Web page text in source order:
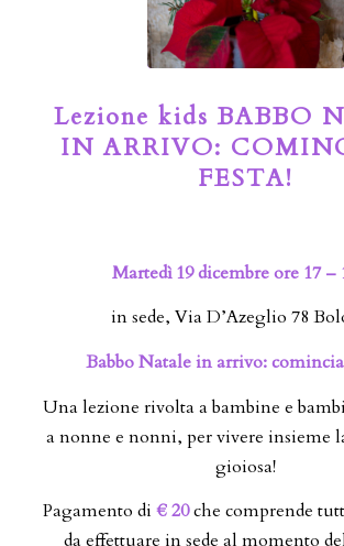
Lezione kids BABBO
IN ARRIVO:
FESTA!
Martedì 19 dicembre ore 17 –
in sede, Via D’Azeglio 78
Babbo Natale in arrivo:
Una lezione rivolta a bambine e
a nonne e nonni, per vivere insieme
gioiosa!
Pagamento di € 20che comprende
da effettuare in sede al momento